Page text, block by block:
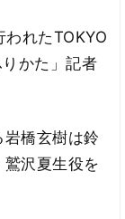
れたTOKYO
かた」記者
橋玄樹は鈴
沢夏生役を